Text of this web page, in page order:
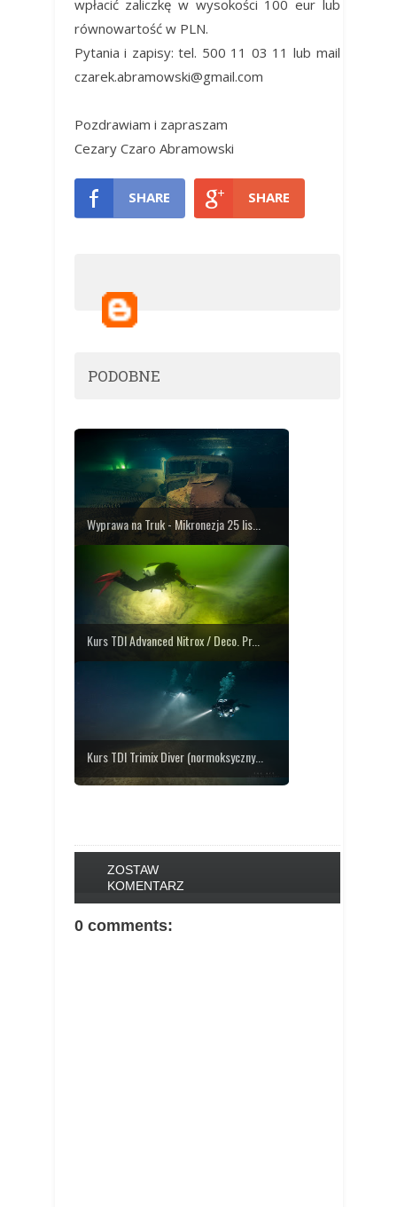
wpłacić zaliczkę w wysokości 100 eur lub
równowartość w PLN.
Pytania i zapisy: tel. 500 11 03 11 lub mail
czarek.abramowski@gmail.com
Pozdrawiam i zapraszam
Cezary Czaro Abramowski
SHARE SHARE
PODOBNE
Wyprawa na Truk - Mikronezja 25 lis...
Kurs TDI Advanced Nitrox / Deco. Pr...
Kurs TDI Trimix Diver (normoksyczny...
ZOSTAW
KOMENTARZ
0 comments: